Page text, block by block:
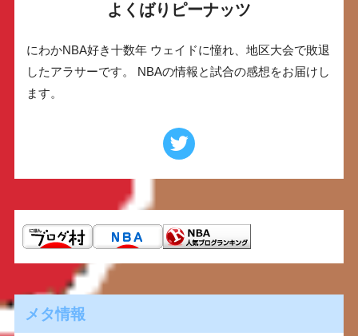
よくばりピーナッツ
にわかNBA好き十数年 ウェイドに憧れ、地区大会で敗退
したアラサーです。 NBAの情報と試合の感想をお届けし
ます。
メタ情報